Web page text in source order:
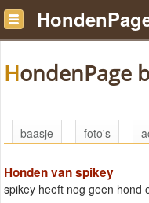
HondenPage
baasje foto's
Honden van spikey
spikey heeft nog geen hond